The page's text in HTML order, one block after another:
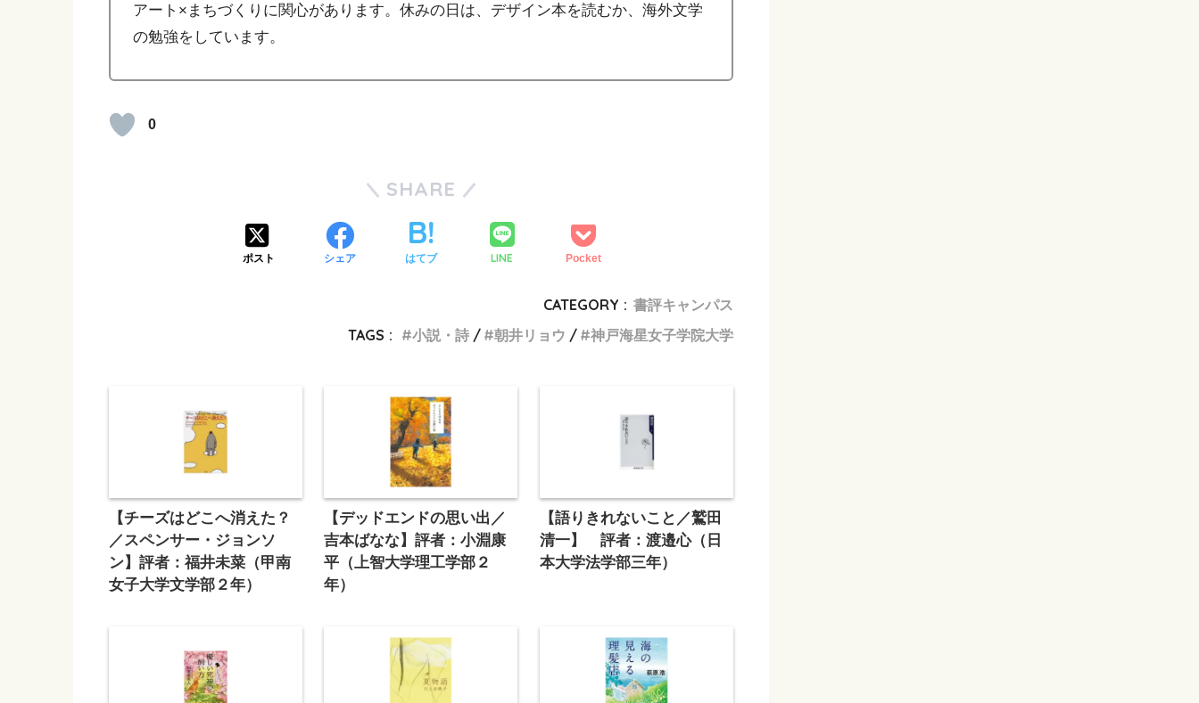
アート×まちづくりに関心があります。休みの日は、デザイン本を読むか、海外文学
の勉強をしています。
0
SHARE
ポスト シェア はてブ LINE Pocket
CATEGORY : 書評キャンパス
TAGS :
小説・詩 朝井リョウ 神戸海星女子学院大学
【チーズはどこへ消えた？
／スペンサー・ジョンソ
ン】評者：福井未菜（甲南
女子大学文学部２年）
【デッドエンドの思い出／
吉本ばなな】評者：小淵康
平（上智大学理工学部２
年）
【語りきれないこと／鷲田
清一】 評者：渡邉心（日
本大学法学部三年）